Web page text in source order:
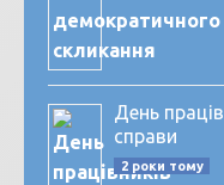
День
справи
2 роки тому